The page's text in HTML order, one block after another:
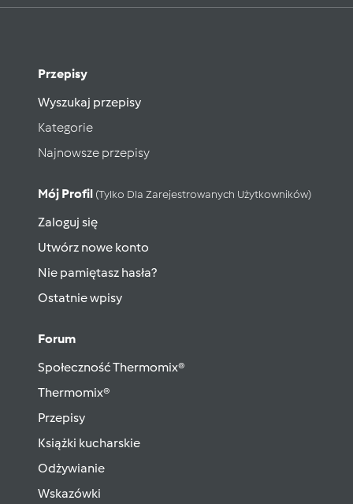
Przepisy
Wyszukaj przepisy
Kategorie
Najnowsze przepisy
Mój Profil (tylko Dla Zarejestrowanych Użytkowników)
Zaloguj się
Utwórz nowe konto
Nie pamiętasz hasła?
Ostatnie wpisy
Forum
Społeczność Thermomix®
Thermomix®
Przepisy
Książki kucharskie
Odżywianie
Wskazówki